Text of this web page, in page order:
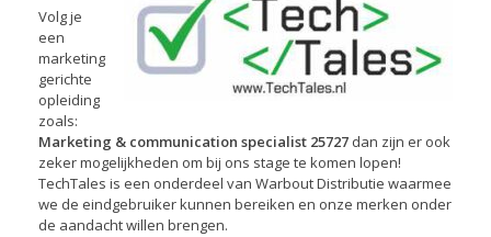
Volg je
een
marketing
gerichte
opleiding
zoals:
Marketing & communication specialist 25727 dan zijn er ook
zeker mogelijkheden om bij ons stage te komen lopen!
TechTales is een onderdeel van Warbout Distributie waarmee
we de eindgebruiker kunnen bereiken en onze merken onder
de aandacht willen brengen.